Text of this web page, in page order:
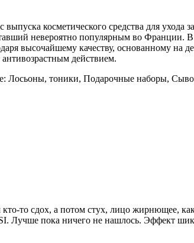
косметического средства для ухода
невероятно популярным во Франции. В
высочайшему качеству, основанному на
действием.
Лосьоны, тоники, Подарочные наборы,
то сдох, а потом стух, лицо жирнющее,
Лучше пока ничего не нашлось. Эффект